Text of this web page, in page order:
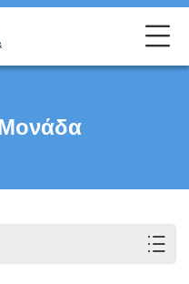
Μονάδα